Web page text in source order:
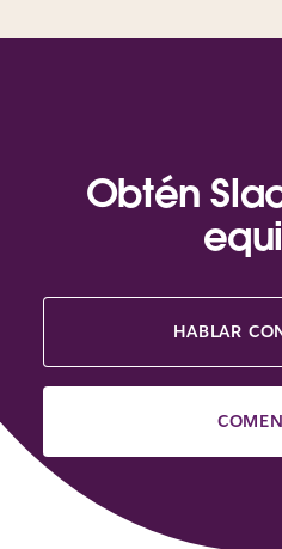
Obtén
HABLAR